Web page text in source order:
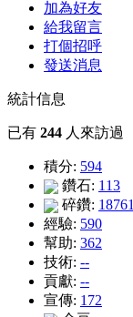
加為好友
給我留言
打個招呼
發送消息
統計信息
已有 244 人來訪過
積分: 594
鑽石: 113
碎鑽: 18761
經驗: 590
幫助: 362
技術: --
貢獻: --
宣傳: 172